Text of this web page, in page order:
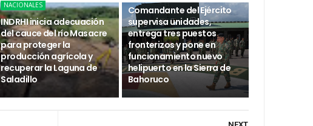
NACIONALES
INDRHI inicia adecuación
del cauce del río Masacre
para proteger la
producción agrícola y
recuperar la Laguna de
Saladillo
Comandante del Ejército
supervisa unidades,
entrega tres puestos
fronterizos y pone en
funcionamiento nuevo
helipuerto en la Sierra de
Bahoruco